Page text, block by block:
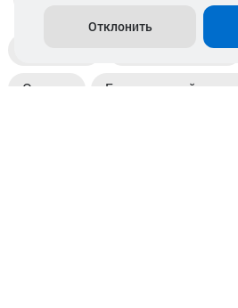
Пункты выдачи
Оплата Безналичный расчет
Отклонить